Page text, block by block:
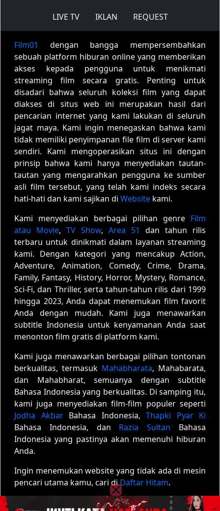
LIVE TV
IKLAN REQUEST
Film01
dengan bangga mempersembahkan
sebuah platform hiburan online yang memberikan
akses kepada pengguna untuk menikmati
streaming film secara gratis. Penting untuk
disadari bahwa seluruh koleksi film yang dapat
diakses di situs web ini merupakan hasil dari
pencarian internet yang kami lakukan di seluruh
jagat maya. Kami ingin menegaskan bahwa kami
tidak memiliki penyimpanan file film di server kami
sendiri. Kami mengoperasikan situs ini dengan
prinsip bahwa kami hanya menyediakan tautan-
tautan yang mengarahkan pengguna ke sumber
asli film tersebut, yang telah kami indeks secara
hati-hati dan kami sajikan di Website kami.
Kami menyediakan berbagai pilihan genre Film
atau Movie, TV Show, Area 51
dan tahun rilis
terbaru untuk dinikmati dalam layanan streaming
kami. Dengan kategori yang mencakup Action,
Adventure, Animation, Comedy, Crime, Drama,
Family, Fantasy, History, Horror, Mystery, Romance,
Sci-Fi, dan Thriller, serta tahun-tahun rilis dari 1999
hingga 2023, Anda dapat menemukan film favorit
Anda dengan mudah. Kami juga menawarkan
subtitle Indonesia untuk kenyamanan Anda saat
menonton film gratis di platform kami.
Kami juga menawarkan berbagai pilihan tontonan
berkualitas, termasuk Mahabharata, Mahabarata,
dan Mahabharat, semuanya dengan subtitle
Bahasa Indonesia yang berkualitas. Di samping itu,
kami juga menyediakan film-film populer seperti
Jodha AkbarBahasa Indonesia, Thapki Pyar Ki
Bahasa Indonesia, dan Razia Sultan Bahasa
Indonesia yang pastinya akan memenuhi hiburan
Anda.
Ingin menemukan website yang tidak ada di mesin
pencari utama kamu, cari diDaftar Hitam.